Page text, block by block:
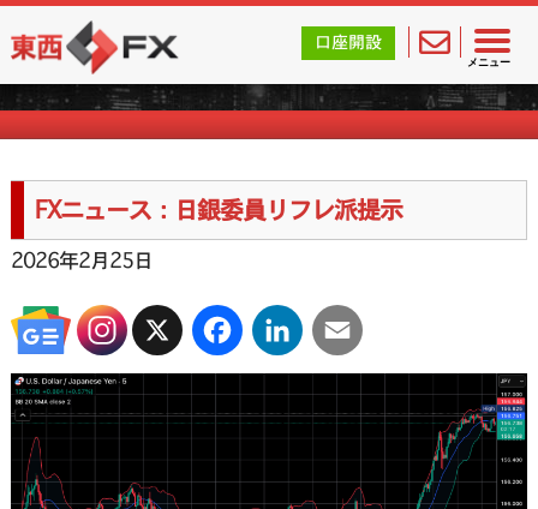
メニュー
東西FX｜海外FX会社（ブローカー）の無料口座開設サポ
口座開設
FXニュース一覧
FXニュース：日銀委員リフレ派提示
2026年2月25日
X FacebookLinkedInEmail